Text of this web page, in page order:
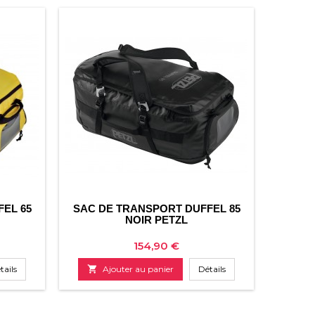
65
SAC DE TRANSPORT DUFFEL 85
NOIR PETZL
Prix
154,90 €
 Ajouter au panier Détails